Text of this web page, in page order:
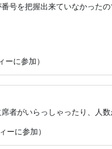
号を把握出来ていなかった
に参加）
者がいらっしゃったり、人数
に参加）